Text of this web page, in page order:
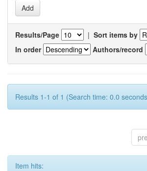
Results/Page | Sort items by
In order
Authors/record
Results 1-1 of 1 (Search time: 0.0
Item hits: